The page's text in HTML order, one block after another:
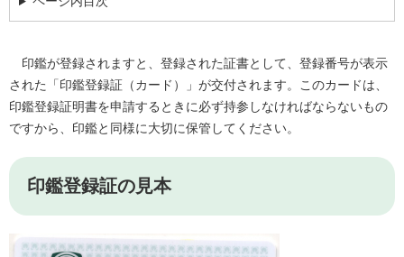
印鑑が登録されますと、登録された証書として、登録番号が表示
された「印鑑登録証（カード）」が交付されます。このカードは、
印鑑登録証明書を申請するときに必ず持参しなければならないもの
ですから、印鑑と同様に大切に保管してください。
印鑑登録証の見本